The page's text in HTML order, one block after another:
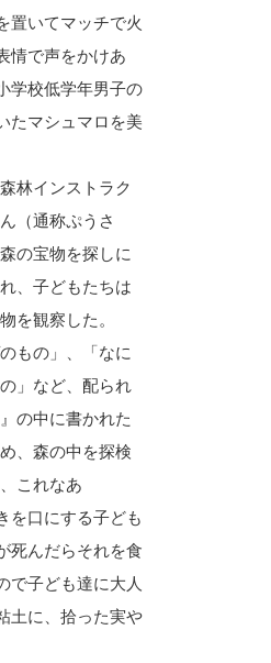
置いてマッチで火
情で声をかけあ
学校低学年男子の
たマシュマロを美
林インストラク
（通称ぷうさ
の宝物を探しに
、子どもたちは
を観察した。
もの」、「なに
」など、配られ
の中に書かれた
、森の中を探検
これなあ
を口にする子ども
死んだらそれを食
で子ども達に大人
土に、拾った実や